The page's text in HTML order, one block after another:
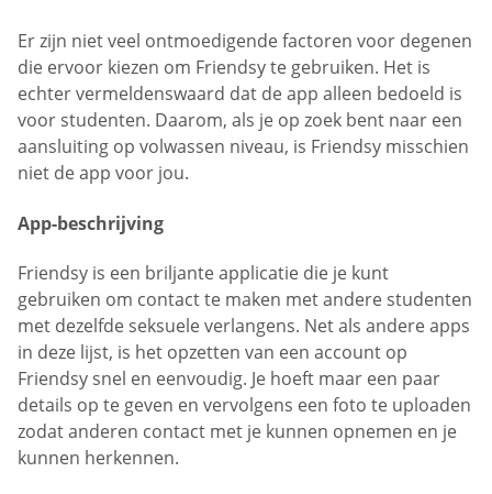
Er zijn niet veel ontmoedigende factoren voor degenen
die ervoor kiezen om Friendsy te gebruiken. Het is
echter vermeldenswaard dat de app alleen bedoeld is
voor studenten. Daarom, als je op zoek bent naar een
aansluiting op volwassen niveau, is Friendsy misschien
niet de app voor jou.
App-beschrijving
Friendsy is een briljante applicatie die je kunt
gebruiken om contact te maken met andere studenten
met dezelfde seksuele verlangens. Net als andere apps
in deze lijst, is het opzetten van een account op
Friendsy snel en eenvoudig. Je hoeft maar een paar
details op te geven en vervolgens een foto te uploaden
zodat anderen contact met je kunnen opnemen en je
kunnen herkennen.